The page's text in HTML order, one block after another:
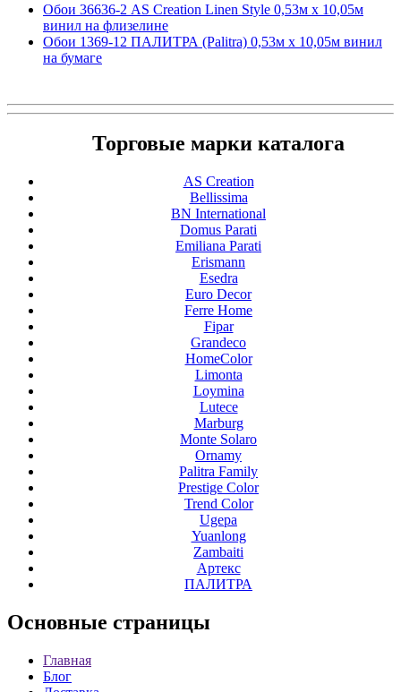
Обои 36636-2 AS Creation Linen Style 0,53м x 10,05м
винил на флизелине
Обои 1369-12 ПАЛИТРА (Palitra) 0,53м x 10,05м винил
на бумаге
Торговые марки каталога
AS Creation
Bellissima
BN International
Domus Parati
Emiliana Parati
Erismann
Esedra
Euro Decor
Ferre Home
Fipar
Grandeco
HomeColor
Limonta
Loymina
Lutece
Marburg
Monte Solaro
Ornamy
Palitra Family
Prestige Color
Trend Color
Ugepa
Yuanlong
Zambaiti
Артекс
ПАЛИТРА
Основные страницы
Главная
Блог